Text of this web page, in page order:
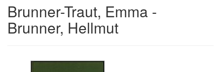
Brunner-Traut, Emma -
Brunner, Hellmut